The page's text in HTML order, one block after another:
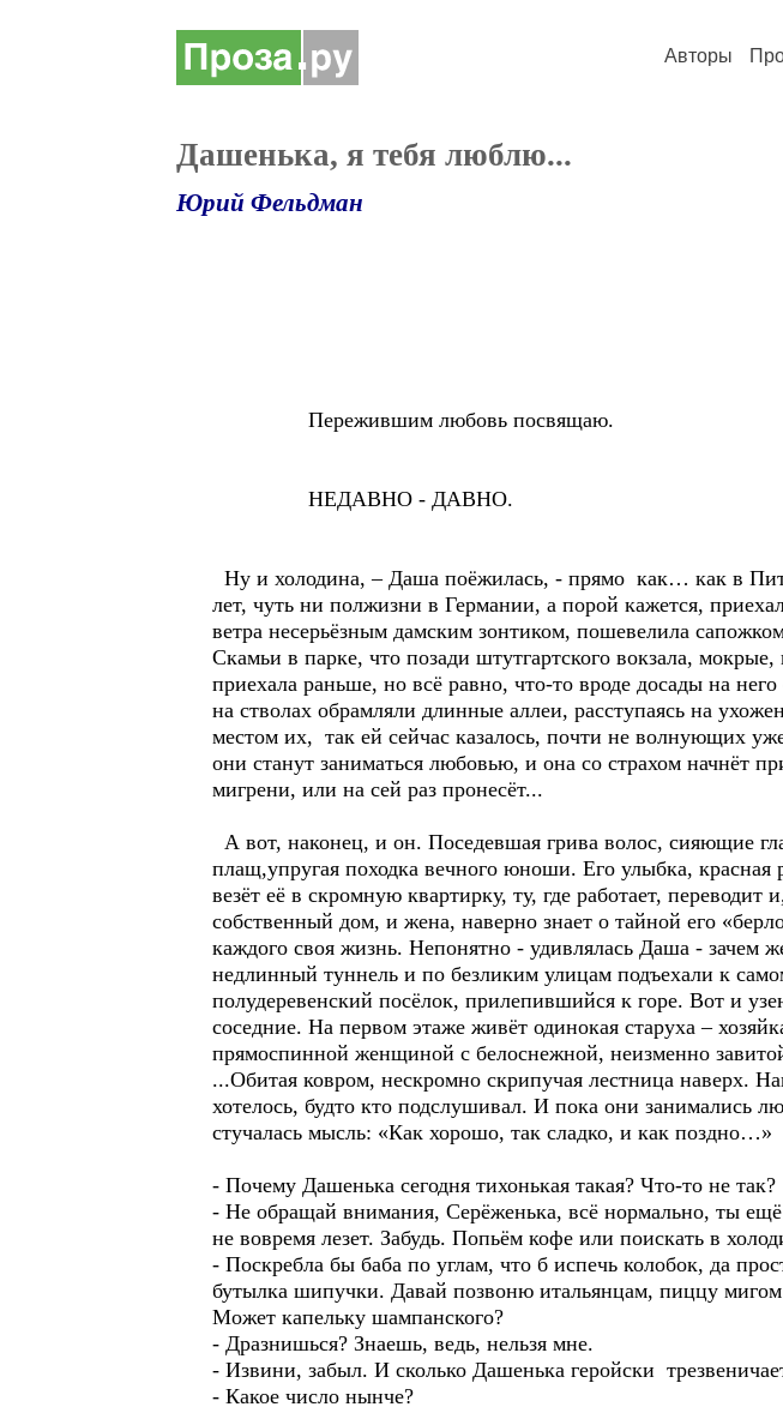
Авторы
Дашенька, я тебя люблю...
Юрий Фельдман
Пережившим любовь посвящаю.
НЕДАВНО - ДАВНО.
Ну и холодина, – Даша поёжилась, - прямо как… как в
лет, чуть ни полжизни в Германии, а порой кажется,
ветра несерьёзным дамским зонтиком, пошевелила
Скамьи в парке, что позади штутгартского вокзала,
приехала раньше, но всё равно, что-то вроде досады на
на стволах обрамляли длинные аллеи, расступаясь на
местом их, так ей сейчас казалось, почти не волнующих
они станут заниматься любовью, и она со страхом начнёт
мигрени, или на сей раз пронесёт...
А вот, наконец, и он. Поcедевшая грива волос, сияющие
плащ,упругая походка вечного юноши. Его улыбка,
везёт её в скромную квартирку, ту, где работает,
собственный дом, и жена, наверно знает о тайной его
каждого своя жизнь. Непонятно - удивлялась Даша - зачем
недлинный туннель и по безликим улицам подъехали к
полудеревенский посёлок, прилепившийся к горе. Вот и
соседние. На первом этаже живёт одинокая старуха –
прямоспинной женщиной с белоснежной, неизменно
...Обитая ковром, нескромно скрипучая лестница наверх.
хотелось, будто кто подслушивал. И пока они занимались
стучалась мысль: «Как хорошо, так сладко, и как поздно…»
- Почему Дашенька сегодня тихонькая такая? Что-то не так?
- Не обращай внимания, Серёженька, всё нормально, ты
не вовремя лезет. Забудь. Попьём кофе или поискать в
- Поскребла бы баба по углам, что б испечь колобок, да
бутылка шипучки. Давай позвоню итальянцам, пиццу
Может капельку шампанского?
- Дразнишься? Знаешь, ведь, нельзя мне.
- Извини, забыл. И сколько Дашенька геройски
- Какое число нынче?